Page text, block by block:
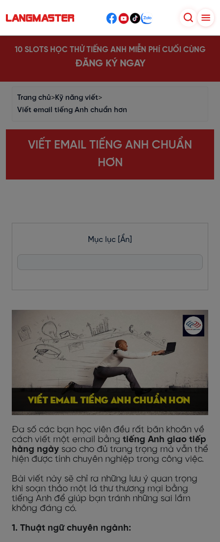
10 SLOTS HỌC THỬ TIẾNG ANH MIỄN PHÍ CUỐI CÙNG
ĐĂNG KÝ NGAY
Trang chủ>Kỹ năng viết>
Viết email tiếng Anh chuẩn hơn
VIẾT EMAIL TIẾNG ANH CHUẨN
HƠN
Mục lục [Ẩn]
Đa số các bạn học viên đều rất băn khoăn về
cách viết một email bằng tiếng Anh giao tiếp
hàng ngày sao cho đủ trang trọng mà vẫn thể
hiện được tính chuyên nghiệp trong công việc.
Bài viết này sẽ chỉ ra những lưu ý quan trọng
khi soạn thảo một lá thư thương mại bằng
tiếng Anh để giúp bạn tránh những sai lầm
không đáng có.
1. Thuật ngữ chuyên ngành: